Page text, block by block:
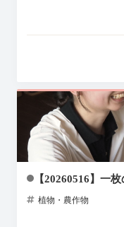
【20260516】一
植物・農作物